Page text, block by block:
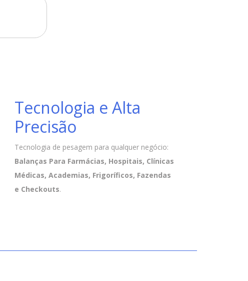
Tecnologia e Alta
Precisão
Tecnologia de pesagem para qualquer negócio:
Balanças Para Farmácias, Hospitais, Clínicas
Médicas, Academias, Frigoríficos, Fazendas
e Checkouts.